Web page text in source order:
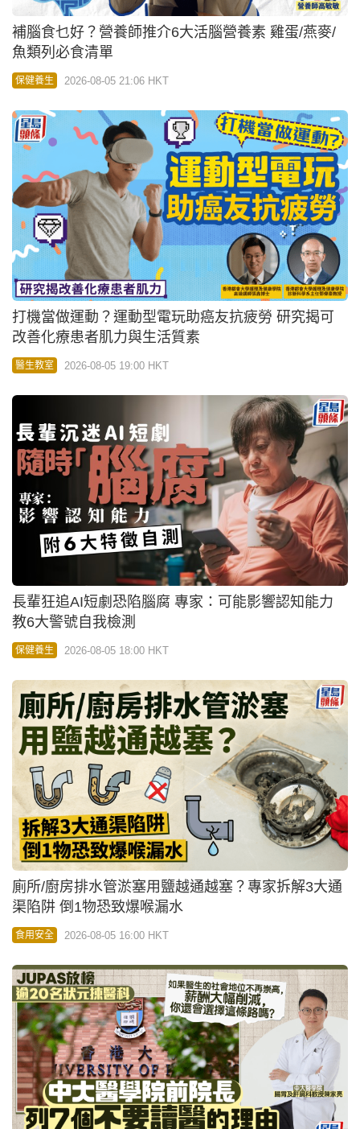
補腦食乜好？營養師推介6大活腦營養素 雞蛋/燕麥/
魚類列必食清單
保健養生 2026-08-05 21:06 HKT
打機當做運動？運動型電玩助癌友抗疲勞 研究揭可
改善化療患者肌力與生活質素
醫生教室 2026-08-05 19:00 HKT
長輩狂追AI短劇恐陷腦腐 專家：可能影響認知能力
教6大警號自我檢測
保健養生 2026-08-05 18:00 HKT
廁所/廚房排水管淤塞用鹽越通越塞？專家拆解3大通
渠陷阱 倒1物恐致爆喉漏水
食用安全 2026-08-05 16:00 HKT